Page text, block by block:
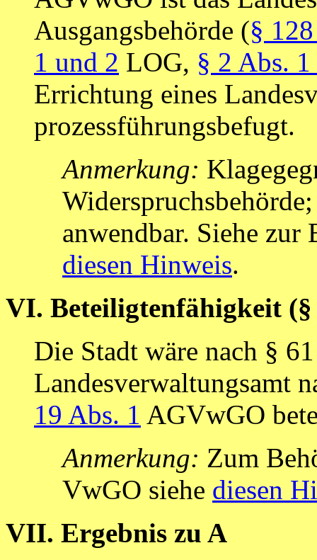
Ausgangsbehörde (§
1 und 2 LOG, § 2 Abs.
Errichtung eines
prozessführungsbefugt.
Anmerkung:
anwendbar. Siehe zur
diesen Hinweis.
VI. Beteiligtenfähigkeit
Die Stadt wäre nach §
Landesverwaltungsamt
19 Abs. 1 AGVwGO
Anmerkung: Zum
VwGO siehe diesen
VII. Ergebnis zu A